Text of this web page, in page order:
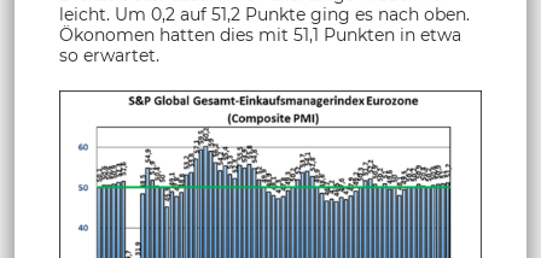
leicht. Um 0,2 auf 51,2 Punkte ging es nach oben.
Ökonomen hatten dies mit 51,1 Punkten in etwa
so erwartet.